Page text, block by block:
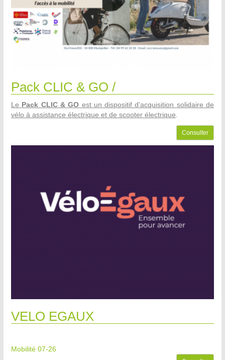
Pack CLIC & GO /
Le Pack CLIC & GO est un dispositif d'acquisition solidaire de
vélo à assistance électrique et de scooter électrique
Consulter
VELO EGAUX
Mobilité 07-26